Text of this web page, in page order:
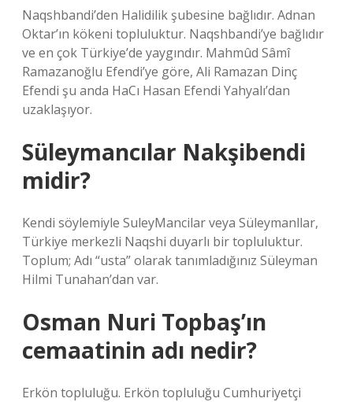
Naqshbandi’den Halidilik şubesine bağlıdır. Adnan
Oktar’ın kökeni topluluktur. Naqshbandi’ye bağlıdır
ve en çok Türkiye’de yaygındır. Mahmûd Sâmî
Ramazanoğlu Efendi’ye göre, Ali Ramazan Dinç
Efendi şu anda HaCı Hasan Efendi Yahyalı’dan
uzaklaşıyor.
Süleymancılar Nakşibendi
midir?
Kendi söylemiyle SuleyMancilar veya Süleymanllar,
Türkiye merkezli Naqshi duyarlı bir topluluktur.
Toplum; Adı “usta” olarak tanımladığınız Süleyman
Hilmi Tunahan’dan var.
Osman Nuri Topbaş’ın
cemaatinin adı nedir?
Erkön topluluğu. Erkön topluluğu Cumhuriyetçi